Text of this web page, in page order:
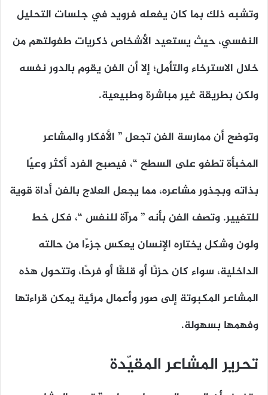
وتشبه ذلك بما كان يفعله فرويد في جلسات التحليل
النفسي، حيث يستعيد الأشخاص ذكريات طفولتهم من
خلال الاسترخاء والتأمل؛ إلا أن الفن يقوم بالدور نفسه
ولكن بطريقة غير مباشرة وطبيعية.
وتوضح أن ممارسة الفن تجعل ” الأفكار والمشاعر
المخبأة تطفو على السطح “، فيصبح الفرد أكثر وعيًا
بذاته وبجذور مشاعره، مما يجعل العلاج بالفن أداة قوية
للتغيير. وتصف الفن بأنه ” مرآة للنفس “، فكل خط
ولون وشكل يختاره الإنسان يعكس جزءًا من حالته
الداخلية، سواء كان حزنًا أو قلقًا أو فرحًا، وتتحول هذه
المشاعر المكبوتة إلى صور وأعمال مرئية يمكن قراءتها
وفهمها بسهولة.
تحرير المشاعر المقيّدة